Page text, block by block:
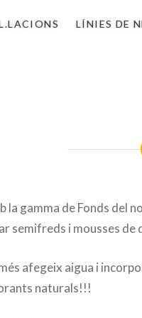
LÍNIES DE
la gamma de Fonds del
semifreds i mousses de
afegeix aigua i
naturals!!!